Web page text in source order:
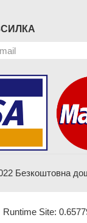
Безкоштовна
Runtime Site: